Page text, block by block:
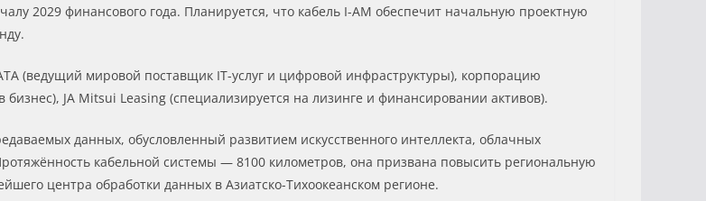
2029 финансового года. Планируется, что кабель I-AM обеспечит начальную проектную
(ведущий мировой поставщик IT-услуг и цифровой инфраструктуры), корпорацию
JA Mitsui Leasing (специализируется на лизинге и финансировании активов).
данных, обусловленный развитием искусственного интеллекта, облачных
кабельной системы — 8100 километров, она призвана повысить региональную
центра обработки данных в Азиатско-Тихоокеанском регионе.